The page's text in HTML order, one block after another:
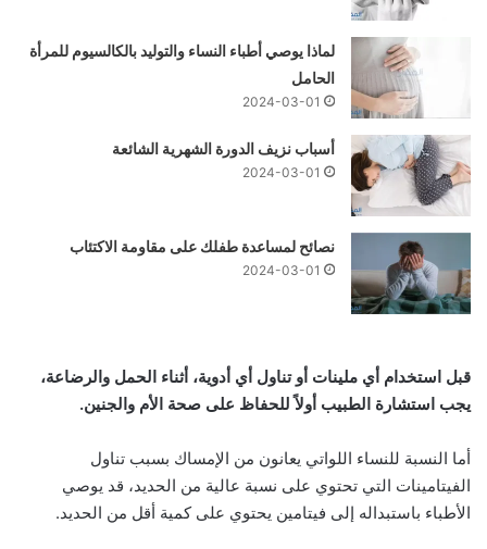
لماذا يوصي أطباء النساء والتوليد بالكالسيوم للمرأة
الحامل
2024-03-01
أسباب نزيف الدورة الشهرية الشائعة
2024-03-01
نصائح لمساعدة طفلك على مقاومة الاكتئاب
2024-03-01
قبل استخدام أي ملينات أو تناول أي أدوية، أثناء الحمل والرضاعة،
يجب استشارة الطبيب أولاً للحفاظ على صحة الأم والجنين.
أما النسبة للنساء اللواتي يعانون من الإمساك بسبب تناول
الفيتامينات التي تحتوي على نسبة عالية من الحديد، قد يوصي
الأطباء باستبداله إلى فيتامين يحتوي على كمية أقل من الحديد.